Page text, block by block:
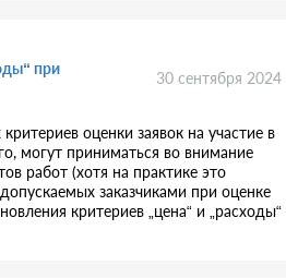
при
30 сентября 2024
оценки заявок на участие в
могут приниматься во внимание
работ (хотя на практике это
заказчиками при оценке
критериев „цена“ и „расходы“